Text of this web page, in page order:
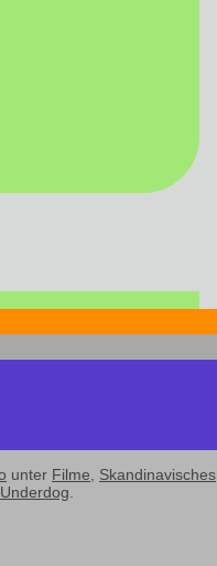
unter Filme, Skandinavisches
Underdog.